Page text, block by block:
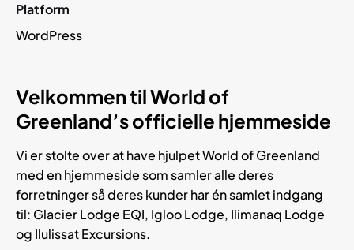
Platform
WordPress
Velkommen til World of
Greenland’s officielle hjemmeside
Vi er stolte over at have hjulpet World of Greenland
med en hjemmeside som samler alle deres
forretninger så deres kunder har én samlet indgang
til: Glacier Lodge EQI, Igloo Lodge, Ilimanaq Lodge
og Ilulissat Excursions.